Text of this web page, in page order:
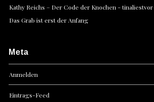
Kathy Reichs – Der Code der Knochen - tinaliestvor
Das Grab ist erst der Anfang
Meta
Anmelden
Eintrags-Feed